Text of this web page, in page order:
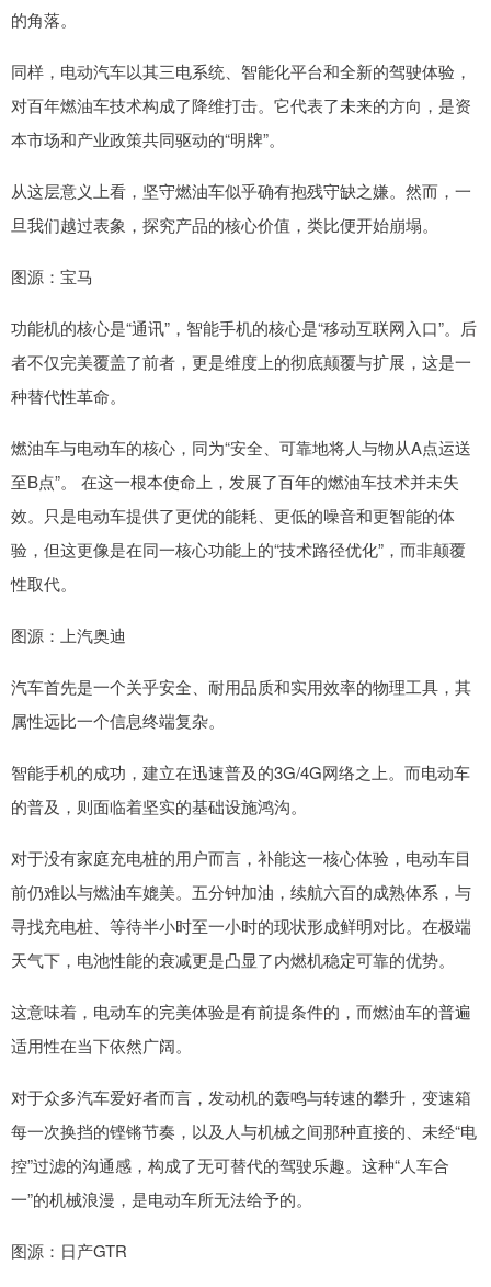
的角落。
同样，电动汽车以其三电系统、智能化平台和全新的驾驶体验，
对百年燃油车技术构成了降维打击。它代表了未来的方向，是资
本市场和产业政策共同驱动的“明牌”。
从这层意义上看，坚守燃油车似乎确有抱残守缺之嫌。然而，一
旦我们越过表象，探究产品的核心价值，类比便开始崩塌。
图源：宝马
功能机的核心是“通讯”，智能手机的核心是“移动互联网入口”。后
者不仅完美覆盖了前者，更是维度上的彻底颠覆与扩展，这是一
种替代性革命。
燃油车与电动车的核心，同为“安全、可靠地将人与物从A点运送
至B点”。 在这一根本使命上，发展了百年的燃油车技术并未失
效。只是电动车提供了更优的能耗、更低的噪音和更智能的体
验，但这更像是在同一核心功能上的“技术路径优化”，而非颠覆
性取代。
图源：上汽奥迪
汽车首先是一个关乎安全、耐用品质和实用效率的物理工具，其
属性远比一个信息终端复杂。
智能手机的成功，建立在迅速普及的3G/4G网络之上。而电动车
的普及，则面临着坚实的基础设施鸿沟。
对于没有家庭充电桩的用户而言，补能这一核心体验，电动车目
前仍难以与燃油车媲美。五分钟加油，续航六百的成熟体系，与
寻找充电桩、等待半小时至一小时的现状形成鲜明对比。在极端
天气下，电池性能的衰减更是凸显了内燃机稳定可靠的优势。
这意味着，电动车的完美体验是有前提条件的，而燃油车的普遍
适用性在当下依然广阔。
对于众多汽车爱好者而言，发动机的轰鸣与转速的攀升，变速箱
每一次换挡的铿锵节奏，以及人与机械之间那种直接的、未经“电
控”过滤的沟通感，构成了无可替代的驾驶乐趣。这种“人车合
一”的机械浪漫，是电动车所无法给予的。
图源：日产GTR